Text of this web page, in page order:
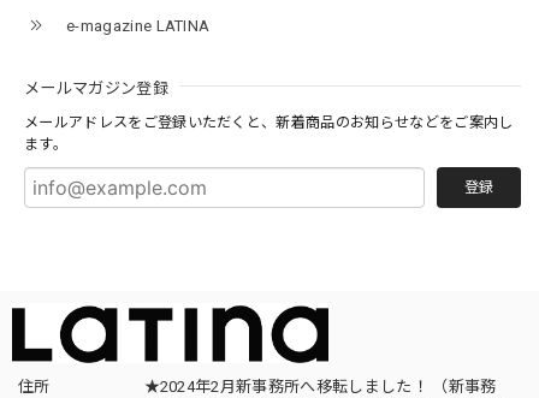
e-magazine LATINA
メールマガジン登録
メールアドレスをご登録いただくと、新着商品のお知らせなどをご案内し
ます。
登録
住所
★2024年2月新事務所へ移転しました！ （新事務